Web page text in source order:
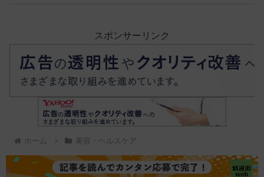
スポンサーリンク
ホーム 美容・ヘルスケア